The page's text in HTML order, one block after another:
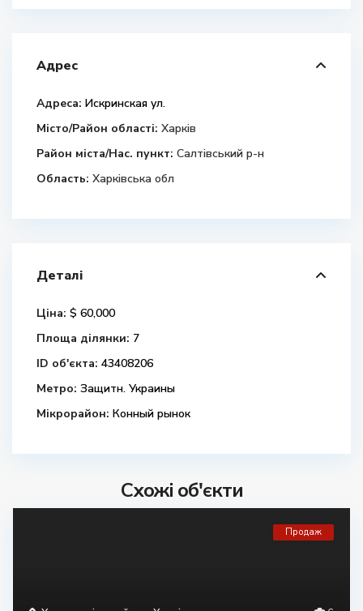
Адрес
Адреса: Искринская ул.
Місто/Район області: Харків
Район міста/Нас. пункт: Салтівський р-н
Область: Харківська обл
Деталі
Ціна: $ 60,000
Площа ділянки: 7
ID об'єкта: 43408206
Метро: Защитн. Украины
Мікрорайон: Конный рынок
Схожі об'єкти
Продаж